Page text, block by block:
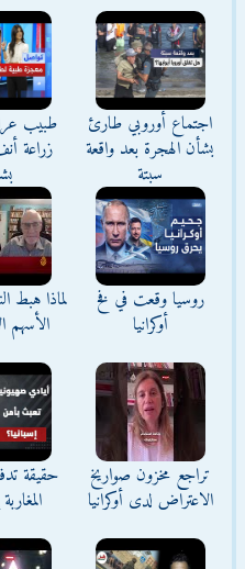
اجتماع أوروبي طارئ
بشأن الهجرة بعد واقعة
سبتة
طبيب
زراعة
روسيا وقعت في فخ
أوكرانيا
لماذا هبط
الأسهم
تراجع مخزون صواريخ
الاعتراض لدى أوكرانيا
حقيقة